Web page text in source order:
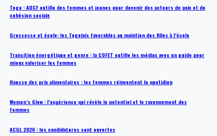
Togo : ADCF outille des femmes et jeunes pour devenir des acteurs de paix et de
cohésion sociale
Grossesse et école: les Togolais favorables au maintien des filles à l’école
Transition énergétique et genre : la COFET outille les médias avec un guide pour
mieux valoriser les femmes
Hausse des prix alimentaires : les femmes réinventent le quotidien
Women’s Glow : l’expérience qui révèle le potentiel et le rayonnement des
femmes
ACGL 2026 : les candidatures sont ouvertes